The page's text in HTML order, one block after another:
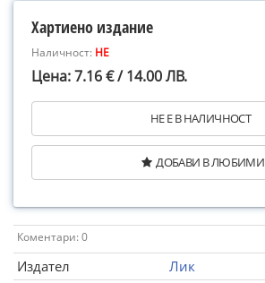
Хартиено издание
Наличност: НЕ
Цена: 7.16 € / 14.00 ЛВ.
НЕ Е В НАЛИЧНОСТ
ДОБАВИ В ЛЮБИМИ
Коментари: 0
Издател
Лик